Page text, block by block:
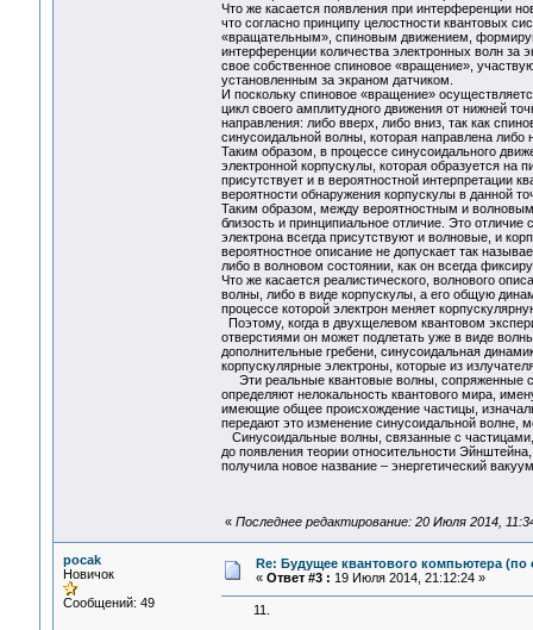
Что же касается появления при интерференции
что согласно принципу целостности квантовых
«вращательным», спиновым движением,
интерференции количества электронных волн за
свое собственное спиновое «вращение»,
установленным за экраном датчиком.
И поскольку спиновое «вращение»
цикл своего амплитудного движения от нижней
направления: либо вверх, либо вниз, так как
синусоидальной волны, которая направлена
Таким образом, в процессе синусоидального
электронной корпускулы, которая образуется на
присутствует и в вероятностной интерпретации
вероятности обнаружения корпускулы в данной
Таким образом, между вероятностным и
близость и принципиальное отличие. Это отличие
электрона всегда присутствуют и волновые, и
вероятностное описание не допускает так
либо в волновом состоянии, как он всегда
Что же касается реалистического, волнового
волны, либо в виде корпускулы, а его общую
процессе которой электрон меняет
Поэтому, когда в двухщелевом квантовом
отверстиями он может подлетать уже в виде
дополнительные гребени, синусоидальная
корпускулярные электроны, которые из
Эти реальные квантовые волны, сопряженные
определяют нелокальность квантового мира,
имеющие общее происхождение частицы,
передают это изменение синусоидальной
Синусоидальные волны, связанные с
до появления теории относительности
получила новое название – энергетический
« Последнее редактирование: 20 Июля 2014,
pocak
Новичок
Сообщений: 49
Re: Будущее квантового компьютера (по
« Ответ #3 : 19 Июля 2014, 21:12:24 »
11.